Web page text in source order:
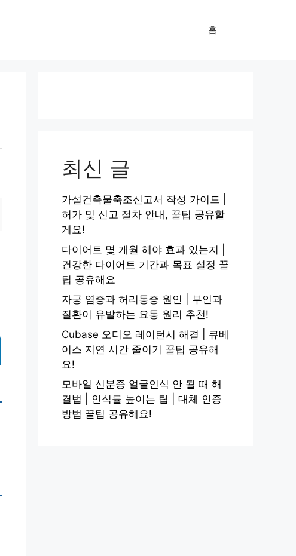
홈
최신 글
가설건축물축조신고서 작성 가이드 |
허가 및 신고 절차 안내, 꿀팁 공유할
게요!
다이어트 몇 개월 해야 효과 있는지 |
건강한 다이어트 기간과 목표 설정 꿀
팁 공유해요
자궁 염증과 허리통증 원인 | 부인과
질환이 유발하는 요통 원리 추천!
Cubase 오디오 레이턴시 해결 | 큐베
이스 지연 시간 줄이기 꿀팁 공유해
요!
모바일 신분증 얼굴인식 안 될 때 해
결법 | 인식률 높이는 팁 | 대체 인증
방법 꿀팁 공유해요!